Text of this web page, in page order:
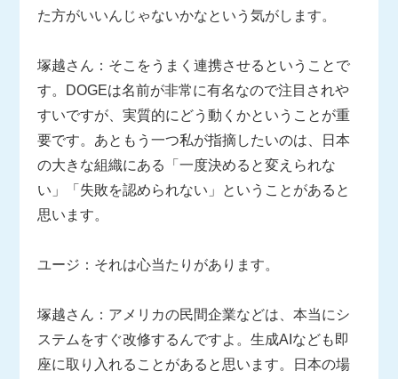
た方がいいんじゃないかなという気がします。
塚越さん：そこをうまく連携させるということで
す。DOGEは名前が非常に有名なので注目されや
すいですが、実質的にどう動くかということが重
要です。あともう一つ私が指摘したいのは、日本
の大きな組織にある「一度決めると変えられな
い」「失敗を認められない」ということがあると
思います。
ユージ：それは心当たりがあります。
塚越さん：アメリカの民間企業などは、本当にシ
ステムをすぐ改修するんですよ。生成AIなども即
座に取り入れることがあると思います。日本の場